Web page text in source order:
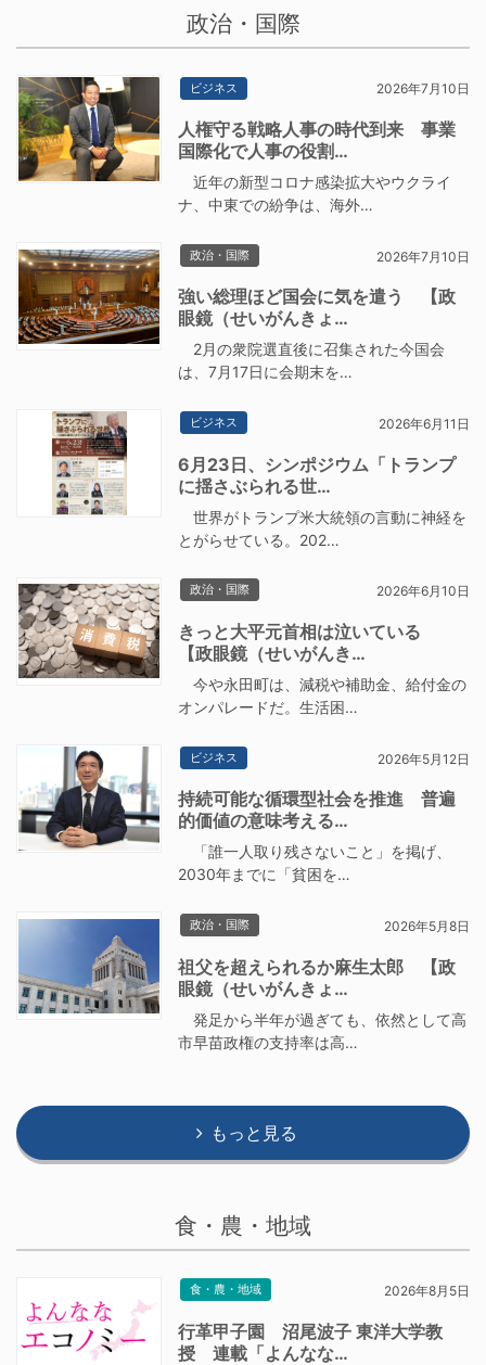
政治・国際
ビジネス 2026年7月10日
人権守る戦略人事の時代到来 事業
国際化で人事の役割…
近年の新型コロナ感染拡大やウクライ
ナ、中東での紛争は、海外…
政治・国際 2026年7月10日
強い総理ほど国会に気を遣う 【政
眼鏡（せいがんきょ…
2月の衆院選直後に召集された今国会
は、7月17日に会期末を…
ビジネス 2026年6月11日
6月23日、シンポジウム「トランプ
に揺さぶられる世…
世界がトランプ米大統領の言動に神経を
とがらせている。202…
政治・国際 2026年6月10日
きっと大平元首相は泣いている
【政眼鏡（せいがんき…
今や永田町は、減税や補助金、給付金の
オンパレードだ。生活困…
ビジネス 2026年5月12日
持続可能な循環型社会を推進 普遍
的価値の意味考える…
「誰一人取り残さないこと」を掲げ、
2030年までに「貧困を…
政治・国際 2026年5月8日
祖父を超えられるか麻生太郎 【政
眼鏡（せいがんきょ…
発足から半年が過ぎても、依然として高
市早苗政権の支持率は高…
もっと見る
食・農・地域
食・農・地域 2026年8月5日
行革甲子園 沼尾波子 東洋大学教
授 連載「よんなな…